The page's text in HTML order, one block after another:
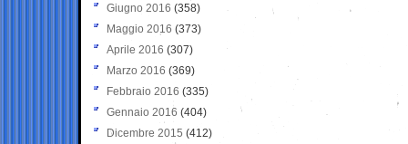
Giugno 2016 (358)
Maggio 2016 (373)
Aprile 2016 (307)
Marzo 2016 (369)
Febbraio 2016 (335)
Gennaio 2016 (404)
Dicembre 2015 (412)